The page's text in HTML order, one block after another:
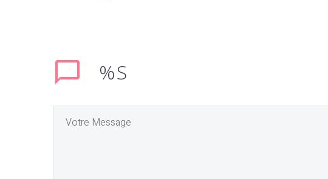
%S